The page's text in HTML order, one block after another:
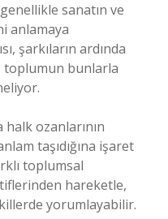
sanatın ve
anlamaya
şarkıların ardında
toplumun bunlarla
halk ozanlarının
taşıdığına işaret
toplumsal
hareketle,
yorumlayabilir.